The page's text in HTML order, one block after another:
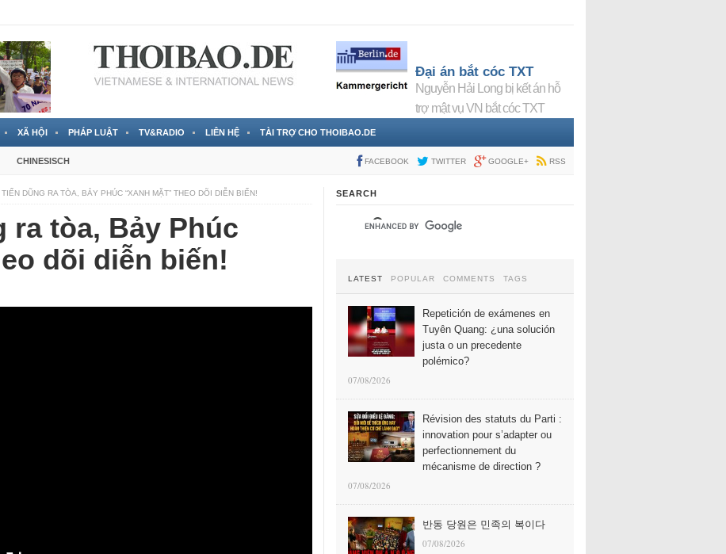
Đại án bắt cóc TXT
Nguyễn Hải Long bị kết án hỗ
trợ mật vụ VN bắt cóc TXT
XÃ HỘI PHÁP LUẬT TV&RADIO LIÊN HỆ TÀI TRỢ CHO THOIBAO.DE
CHINESISCH FACEBOOK TWITTER GOOGLE+ RSS
TIẾN DŨNG RA TÒA, BẢY PHÚC “XANH MẶT” THEO DÕI DIỄN BIẾN!
ra tòa, Bảy Phúc
dõi diễn biến!
SEARCH
LATEST POPULAR COMMENTS TAGS
Repetición de exámenes en
Tuyên Quang: ¿una solución
justa o un precedente
polémico?
07/08/2026
Révision des statuts du Parti :
innovation pour s’adapter ou
perfectionnement du
mécanisme de direction ?
07/08/2026
반동 당원은 민족의 복이다
07/08/2026